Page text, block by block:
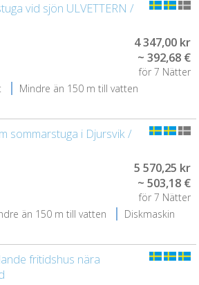
vid sjön ULVETTERN /
4 347,00 kr
~ 392,68 €
för 7 Nätter
Mindre än 150 m till vatten
sommarstuga i Djursvik /
5 570,25 kr
~ 503,18 €
för 7 Nätter
än 150 m till vatten
Diskmaskin
fritidshus nära